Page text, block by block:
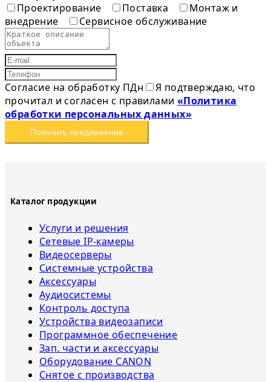
Проектирование
Поставка
Монтаж и
внедрение
Сервисное обслуживание
Согласие на обработку ПДн
Я подтверждаю, что
прочитал и согласен с правилами «Политика
обработки персональных данных»
Получить предложение
Каталог продукции
Услуги и решения
Сетевые IP-камеры
Видеосерверы
Системные устройства
Аксессуары
Аудиосистемы
Контроль доступа
Устройства видеозаписи
Программное обеспечение
Зап. части и аксессуары
Оборудование CANON
Снятое с прoизвoдства